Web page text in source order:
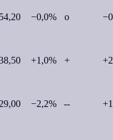
−0,0% o
+1,0% +
−2,2% --